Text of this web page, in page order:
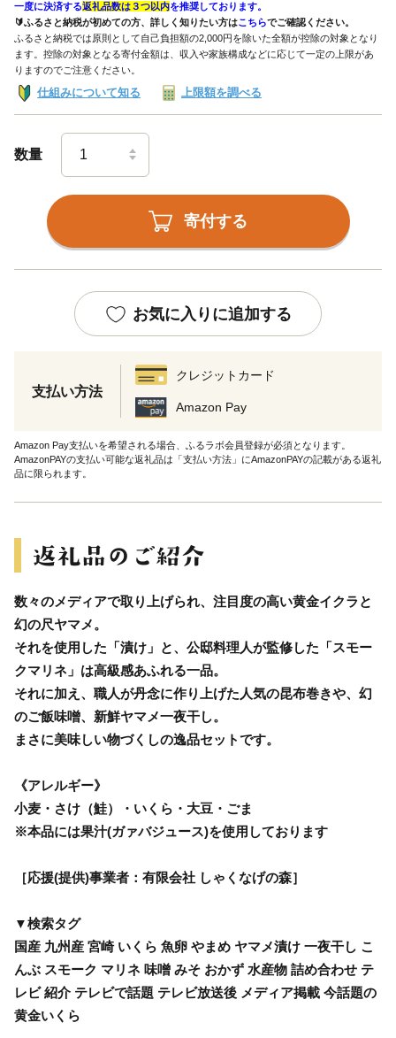
一度に決済する返礼品数は３つ以内を推奨しております。
🔰ふるさと納税が初めての方、詳しく知りたい方はこちらでご確認ください。
ふるさと納税では原則として自己負担額の2,000円を除いた全額が控除の対象となり
ます。控除の対象となる寄付金額は、収入や家族構成などに応じて一定の上限があ
りますのでご注意ください。
仕組みについて知る 上限額を調べる
数量
寄付する
お気に入りに追加する
支払い方法
クレジットカード
Amazon Pay
Amazon Pay支払いを希望される場合、ふるラボ会員登録が必須となります。
AmazonPAYの支払い可能な返礼品は「支払い方法」にAmazonPAYの記載がある返礼
品に限られます。
数々のメディアで取り上げられ、注目度の高い黄金イクラと
幻の尺ヤマメ。
それを使用した「漬け」と、公邸料理人が監修した「スモー
クマリネ」は高級感あふれる一品。
それに加え、職人が丹念に作り上げた人気の昆布巻きや、幻
のご飯味噌、新鮮ヤマメ一夜干し。
まさに美味しい物づくしの逸品セットです。
《アレルギー》
小麦・さけ（鮭）・いくら・大豆・ごま
※本品には果汁(ガァバジュース)を使用しております
［応援(提供)事業者：有限会社 しゃくなげの森］
▼検索タグ
国産 九州産 宮崎 いくら 魚卵 やまめ ヤマメ漬け 一夜干し こ
んぶ スモーク マリネ 味噌 みそ おかず 水産物 詰め合わせ テ
レビ 紹介 テレビで話題 テレビ放送後 メディア掲載 今話題の
黄金いくら